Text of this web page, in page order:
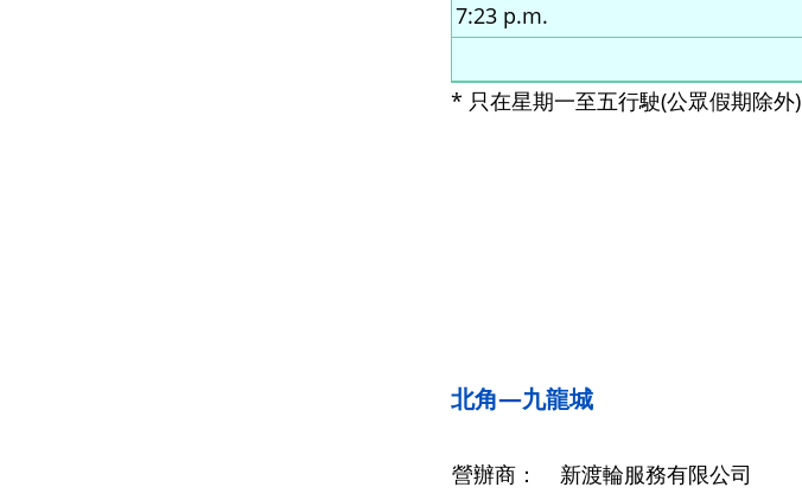
7:23 p.m.
* 只在星期一至五行駛(公眾假期除外)
北角—九龍城
營辦商：
新渡輪服務有限公司